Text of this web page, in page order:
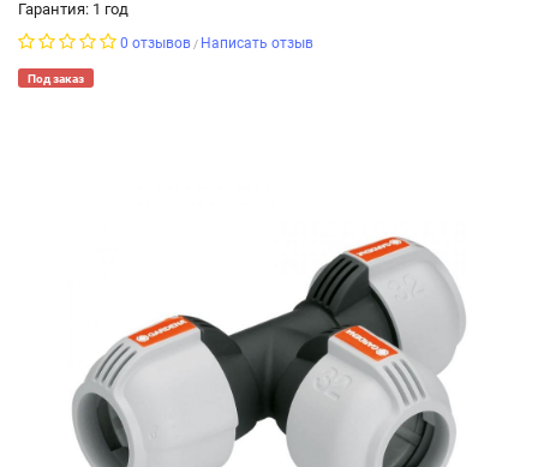
Гарантия: 1 год
0 отзывов / Написать отзыв
Под заказ